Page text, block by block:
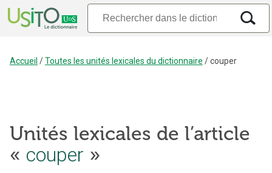
Accueil /Toutes les unités lexicales du dictionnaire /couper
Unités lexicales de l’article
« couper »